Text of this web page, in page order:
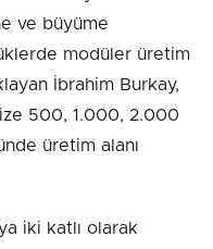
ve büyüme
modüler üretim
İbrahim Burkay,
500, 1.000, 2.000
üretim alanı
iki katlı olarak